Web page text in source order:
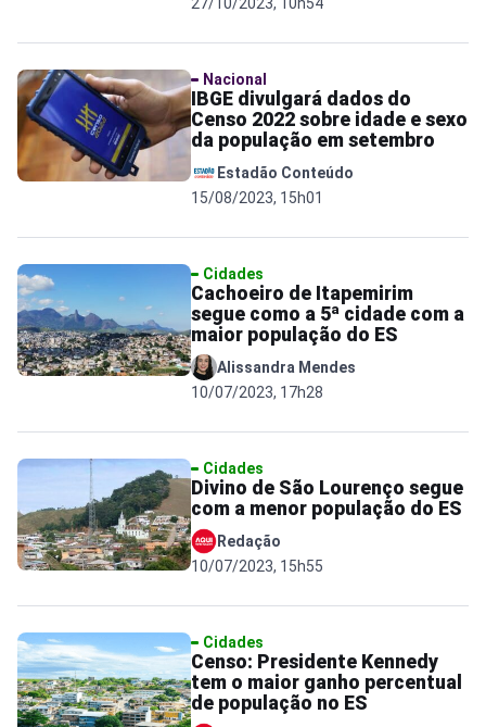
Nacional
IBGE divulgará dados do
Censo 2022 sobre idade e sexo
da população em setembro
Estadão Conteúdo
15/08/2023, 15h01
Cidades
Cachoeiro de Itapemirim
segue como a 5ª cidade com a
maior população do ES
Alissandra Mendes
10/07/2023, 17h28
Cidades
Divino de São Lourenço segue
com a menor população do ES
Redação
10/07/2023, 15h55
Cidades
Censo: Presidente Kennedy
tem o maior ganho percentual
de população no ES